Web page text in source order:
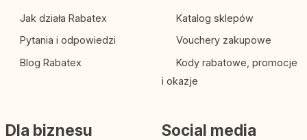
Jak działa Rabatex
Pytania i odpowiedzi
Blog Rabatex
Katalog sklepów
Vouchery zakupowe
Kody rabatowe, promocje
i okazje
Dla biznesu Social media